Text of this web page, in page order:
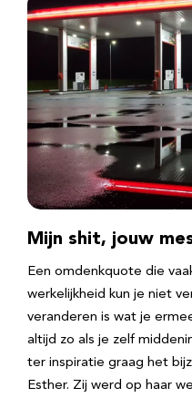
Mijn shit, jouw
Een omdenkquote die
werkelijkheid kun je niet
veranderen is wat je
altijd zo als je zelf
ter inspiratie graag het
Esther. Zij werd op haar